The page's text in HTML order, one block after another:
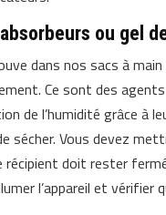
ou gel
dans nos sacs à
Ce sont des
de l’humidité grâce à
sécher. Vous devez
doit rester
l’appareil et vérifier